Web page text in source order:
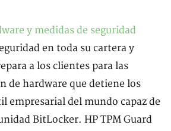
y medidas de seguridad
en toda su cartera y
a los clientes para las
de hardware que detiene los
empresarial del mundo capaz de
BitLocker. HP TPM Guard